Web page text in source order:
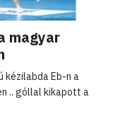
magyar
kézilabda Eb-n a
.. góllal kikapott a